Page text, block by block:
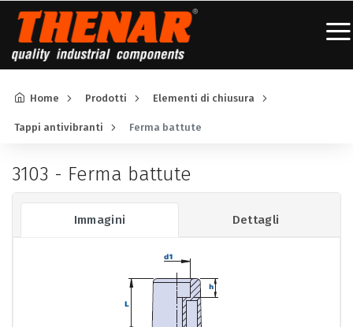
Home Prodotti Elementi di chiusura
Tappi antivibranti Ferma battute
3103 - Ferma battute
Immagini Dettagli